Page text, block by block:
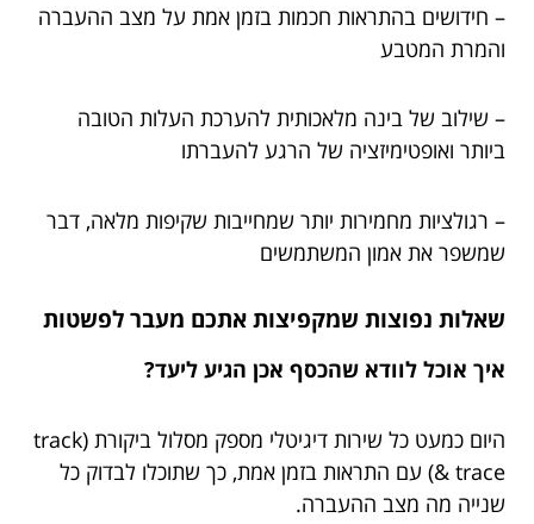
– חידושים בהתראות חכמות בזמן אמת על מצב ההעברה
והמרת המטבע
– שילוב של בינה מלאכותית להערכת העלות הטובה
ביותר ואופטימיזציה של הרגע להעברתו
– רגולציות מחמירות יותר שמחייבות שקיפות מלאה, דבר
שמשפר את אמון המשתמשים
שאלות נפוצות שמקפיצות אתכם מעבר לפשטות
איך אוכל לוודא שהכסף אכן הגיע ליעד?
היום כמעט כל שירות דיגיטלי מספק מסלול ביקורת (track
& trace) עם התראות בזמן אמת, כך שתוכלו לבדוק כל
שנייה מה מצב ההעברה.